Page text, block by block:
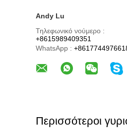
Andy Lu
Τηλεφωνικό νούμερο :
+8615989409351
WhatsApp :
Περισσότεροι